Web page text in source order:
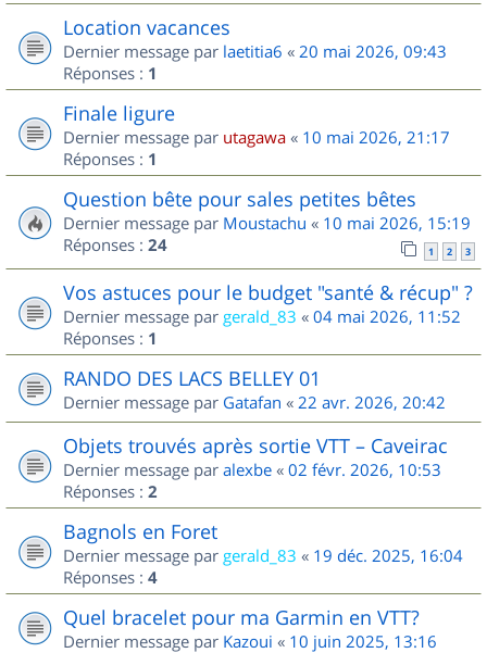
Location vacances
Dernier message par laetitia6 « 20 mai 2026, 09:43
Réponses : 1
Finale ligure
Dernier message par utagawa « 10 mai 2026, 21:17
Réponses : 1
Question bête pour sales petites bêtes
Dernier message par Moustachu « 10 mai 2026, 15:19
Réponses : 24 1 2 3
Vos astuces pour le budget "santé & récup" ?
Dernier message par gerald_83 « 04 mai 2026, 11:52
Réponses : 1
RANDO DES LACS BELLEY 01
Dernier message par Gatafan « 22 avr. 2026, 20:42
Objets trouvés après sortie VTT – Caveirac
Dernier message par alexbe « 02 févr. 2026, 10:53
Réponses : 2
Bagnols en Foret
Dernier message par gerald_83 « 19 déc. 2025, 16:04
Réponses : 4
Quel bracelet pour ma Garmin en VTT?
Dernier message par Kazoui « 10 juin 2025, 13:16